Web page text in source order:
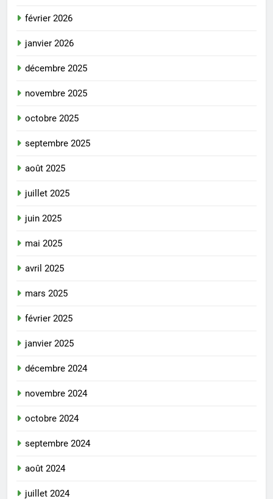
février 2026
janvier 2026
décembre 2025
novembre 2025
octobre 2025
septembre 2025
août 2025
juillet 2025
juin 2025
mai 2025
avril 2025
mars 2025
février 2025
janvier 2025
décembre 2024
novembre 2024
octobre 2024
septembre 2024
août 2024
juillet 2024